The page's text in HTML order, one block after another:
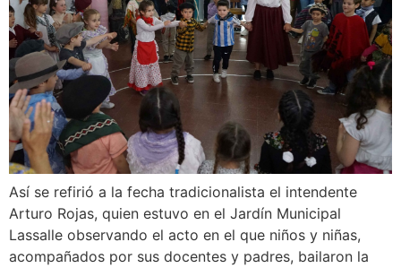
Así se refirió a la fecha tradicionalista el intendente
Arturo Rojas, quien estuvo en el Jardín Municipal
Lassalle observando el acto en el que niños y niñas,
acompañados por sus docentes y padres, bailaron la